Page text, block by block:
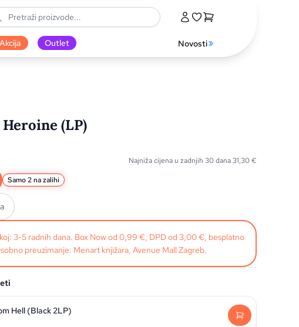
Akcija Outlet Novosti
(LP)
Najniža cijena u zadnjih 30 dana31,30€
Samo 2 na zalihi
3-5 radnih dana. Box Now od 0,99 €, DPD od 3,00 €, besplatno
preuzimanje: Menart knjižara, Avenue Mall Zagreb.
Hell (Black 2LP)